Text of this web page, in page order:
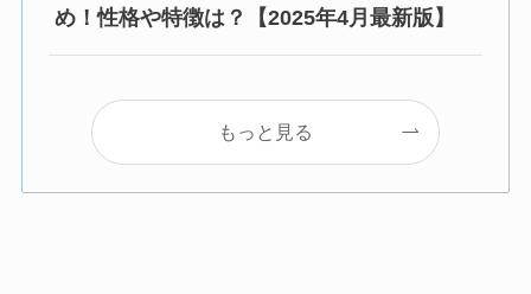
め！性格や特徴は？【2025年4月最新版】
もっと見る